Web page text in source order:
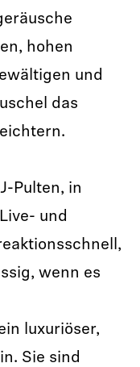
hohen
und
das
Pulten, in
und
wenn es
luxuriöser,
Sie sind